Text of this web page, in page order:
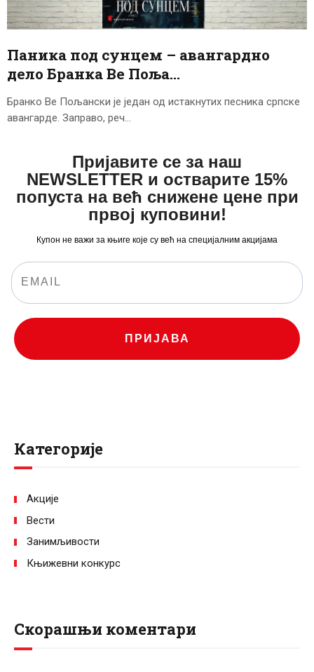
ЦЕНОВНИК
ПИСМО
Паника под сунцем – авангардно
дело Бранка Ве Поља…
Бранко Ве Пољански је један од истакнутих песника српске
авангарде. Заправо, реч…
Пријавите се за наш
NEWSLETTER и остварите 15%
попуста на већ снижене цене при
првој куповини!
Купон не важи за књиге које су већ на специјалним акцијама
ПРИЈАВА
Категорије
Акције
Вести
Занимљивости
Књижевни конкурс
Скорашњи коментари